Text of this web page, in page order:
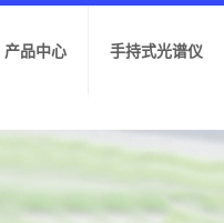
产品中心 手持式光谱仪